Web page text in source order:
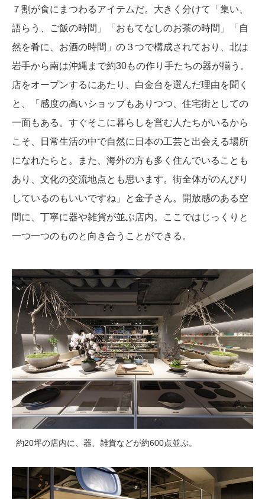
７割が食にまつわるアイテムだ。大きく分けて「集い、
語らう、ご飯の時間」「おもてなしのお茶の時間」「自
然を肴に、お酒の時間」の３つで構成されており、北は
岩手から南は沖縄まで約30もの作り手たちの器が揃う。
店をオープンするにあたり、白金台を選んだ理由を聞く
と、「感度の高いショップもありつつ、住宅街としての
一面もある。すぐそこに暮らしを営む人たちがいるから
こそ、日常生活の中で自然に日本の工芸と出会える場所
になれたらと。また、海外の方も多く住んでいることも
あり、文化の交流地点とも思います。街全体がのんびり
しているのもいいですね」と金子さん。開放感のある空
間に、丁寧に器や雑貨が並ぶ店内。ここではじっくりと
一つ一つのものと向き合うことができる。
約20坪の店内に、器、雑貨などが約600点並ぶ。